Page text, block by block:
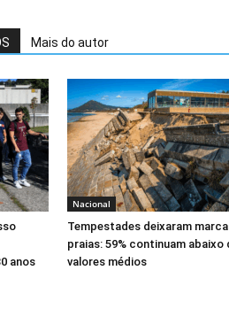
Mais do autor
anos
Nacional
Tempestades deixaram
praias: 59% continuam abaixo
valores médios